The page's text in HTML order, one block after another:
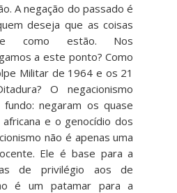
A negação do passado é
deseja que as coisas
como estão. Nos
a este ponto? Como
Militar de 1964 e os 21
O negacionismo
negaram os quase
e o genocídio dos
não é apenas uma
Ele é base para a
de privilégio aos de
é um patamar para a